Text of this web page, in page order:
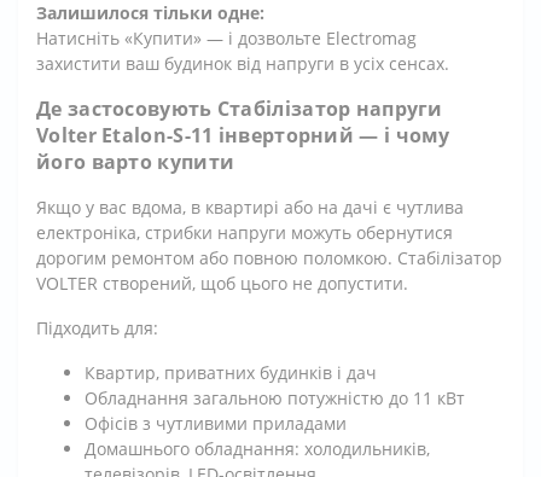
Залишилося тільки одне:
Натисніть «Купити» — і дозвольте Electromag
захистити ваш будинок від напруги в усіх сенсах.
Де застосовують Стабілізатор напруги
Volter Etalon-S-11 інверторний — і чому
його варто купити
Якщо у вас вдома, в квартирі або на дачі є чутлива
електроніка, стрибки напруги можуть обернутися
дорогим ремонтом або повною поломкою. Стабілізатор
VOLTER створений, щоб цього не допустити.
Підходить для:
Квартир, приватних будинків і дач
Обладнання загальною потужністю до 11 кВт
Офісів з чутливими приладами
Домашнього обладнання: холодильників,